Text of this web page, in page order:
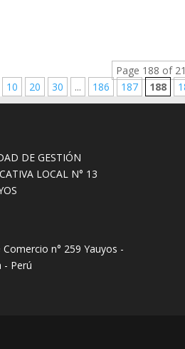
Page 188 of
10 20 30 ... 186 187 188
DE GESTIÓN
LOCAL N° 13
Comercio n° 259 Yauyos -
- Perú